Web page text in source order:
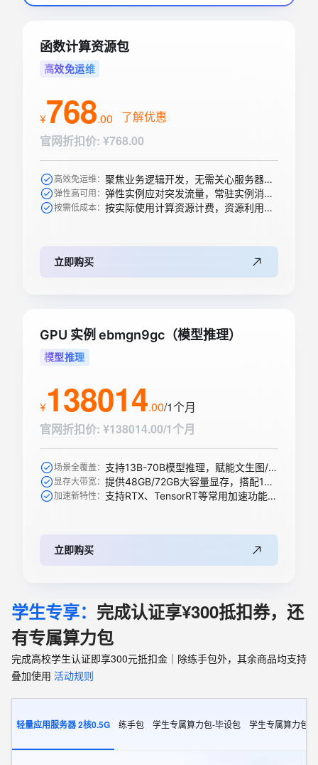
函数计算资源包
高效免运维
¥768.00
了解优惠
官网折扣价: ¥768.00
高效免运维： 聚焦业务逻辑开发，无需关心服务器购买等运维操作
弹性高可用： 弹性实例应对突发流量，常驻实例消除冷启动
按需低成本： 按实际使用计算资源计费，资源利用率高
立即购买
GPU 实例 ebmgn9gc（模型推理）
模型推理
¥138014.00/1个月
官网折扣价: ¥138014.00/1个月
场景全覆盖： 支持13B-70B模型推理，赋能文生图/视频、搜索推荐等AI模型
显存大带宽： 提供48GB/72GB大容量显存，搭配1344 GB/s带宽轻松承载大模型
加速新特性： 支持RTX、TensorRT等常用加速功能，全新升级支持下一代精度
立即购买
学生专享： 完成认证享¥300抵扣券，还
有专属算力包
完成高校学生认证即享300元抵扣金｜除练手包外，其余商品均支持
叠加使用 活动规则
轻量应用服务器 2核0.5G 练手包 学生专属算力包-毕设包 学生专属算力包-